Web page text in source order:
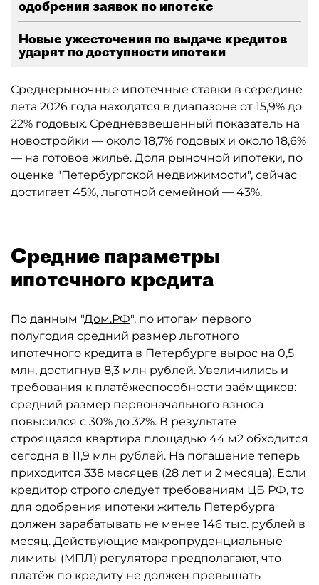
одобрения заявок по ипотеке
Новые ужесточения по выдаче кредитов
ударят по доступности ипотеки
Среднерыночные ипотечные ставки в середине
лета 2026 года находятся в диапазоне от 15,9% до
22% годовых. Средневзвешенный показатель на
новостройки — около 18,7% годовых и около 18,6%
— на готовое жильё. Доля рыночной ипотеки, по
оценке "Петербургской недвижимости", сейчас
достигает 45%, льготной семейной — 43%.
Средние параметры
ипотечного кредита
По данным "Дом.РФ", по итогам первого
полугодия средний размер льготного
ипотечного кредита в Петербурге вырос на 0,5
млн, достигнув 8,3 млн рублей. Увеличились и
требования к платёжеспособности заёмщиков:
средний размер первоначального взноса
повысился с 30% до 32%. В результате
строящаяся квартира площадью 44 м2 обходится
сегодня в 11,9 млн рублей. На погашение теперь
приходится 338 месяцев (28 лет и 2 месяца). Если
кредитор строго следует требованиям ЦБ РФ, то
для одобрения ипотеки житель Петербурга
должен зарабатывать не менее 146 тыс. рублей в
месяц. Действующие макропруденциальные
лимиты (МПЛ) регулятора предполагают, что
платёж по кредиту не должен превышать